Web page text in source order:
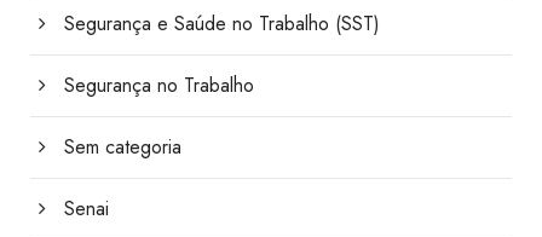
Segurança e Saúde no Trabalho (SST)
Segurança no Trabalho
Sem categoria
Senai